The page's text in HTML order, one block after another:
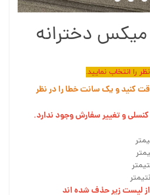
را انتخاب نمایید.
کنید و یک سانت خطا را در نظر
کنسلی و تغییر سفارش وجود ندارد.
از لیست زیر حذف شده اند